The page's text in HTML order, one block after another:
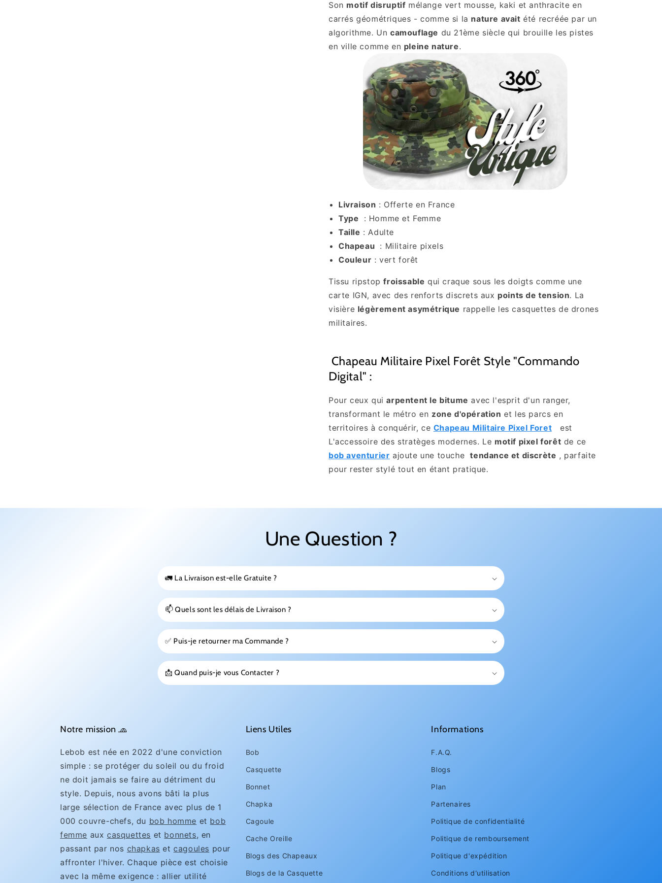
Son motif disruptif mélange vert mousse, kaki et anthracite en
carrés géométriques - comme si la nature avait été recréée par un
algorithme. Un camouflage du 21ème siècle qui brouille les pistes
en ville comme en pleine nature.
Livraison : Offerte en France
Type
: Homme et Femme
Taille : Adulte
Chapeau : Militaire pixels
Couleur : vert forêt
Tissu ripstopfroissable qui craque sous les doigts comme une
carte IGN, avec des renforts discrets aux points de tension. La
visière légèrement asymétrique rappelle les casquettes de drones
militaires.
Chapeau Militaire Pixel Forêt Style "Commando
Digital" :
Pour ceux quiarpentent le bitume avec l'esprit d'un ranger,
transformant le métro en zone d'opération et les parcs en
territoires à conquérir, ce Chapeau Militaire Pixel Foret est
L'accessoire des stratèges modernes. Le motif pixel forêt de ce
bob aventurier ajoute une touchetendance et discrète , parfaite
pour rester stylé tout en étant pratique.
Une Question ?
🚛 La Livraison est-elle Gratuite ?
📫 Quels sont les délais de Livraison ?
✅ Puis-je retourner ma Commande ?
📩 Quand puis-je vous Contacter ?
Notre mission 🧢
Lebob est née en 2022 d'une conviction
simple : se protéger du soleil ou du froid
ne doit jamais se faire au détriment du
style. Depuis, nous avons bâti la plus
large sélection de France avec plus de 1
000 couvre-chefs, du bob homme et bob
femme aux casquettes et bonnets, en
passant par nos chapkas etcagoules pour
affronter l'hiver. Chaque pièce est choisie
avec la même exigence : allier utilité
Liens Utiles
Bob
Casquette
Bonnet
Chapka
Cagoule
Cache Oreille
Blogs des Chapeaux
Blogs de la Casquette
Informations
F.A.Q.
Blogs
Plan
Partenaires
Politique de confidentialité
Politique de remboursement
Politique d'expédition
Conditions d'utilisation